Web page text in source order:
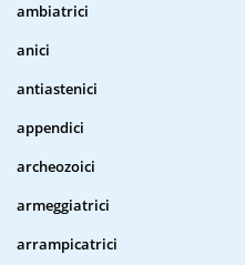
ambiatrici
anici
antiastenici
appendici
archeozoici
armeggiatrici
arrampicatrici